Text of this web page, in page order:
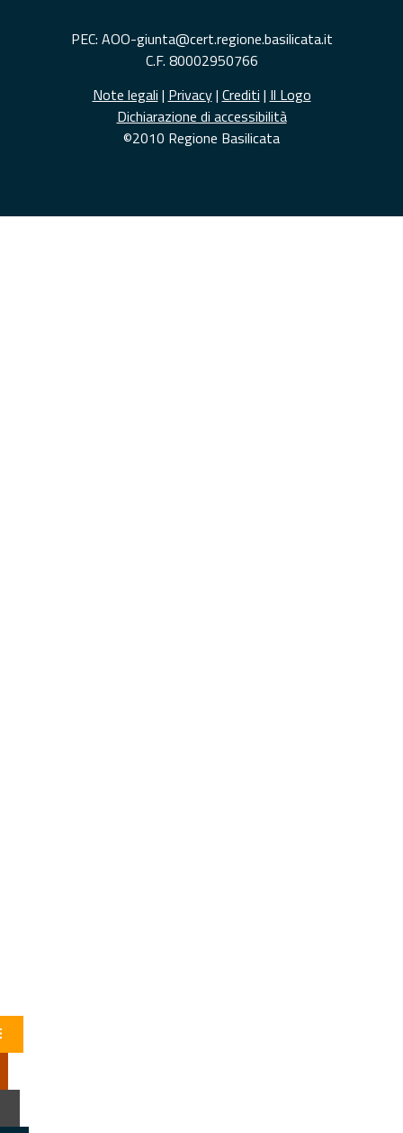
PEC: AOO-giunta@cert.regione.basilicata.it
C.F. 80002950766
Note legali | Privacy| Crediti | Il Logo
Dichiarazione di accessibilità
©2010 Regione Basilicata